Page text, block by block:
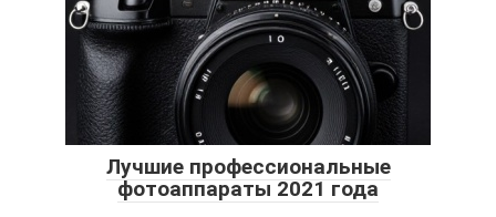
Лучшие профессиональные
фотоаппараты 2021 года